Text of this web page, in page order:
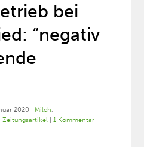
bei
“negativ
2020 Milch,
,Zeitungsartikel |1 Kommentar